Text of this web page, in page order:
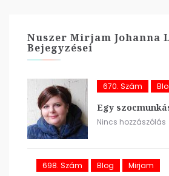
Nuszer Mirjam Johanna
Bejegyzései
670. Szám
Egy
Nincs hozzászólás
698. Szám Blog Mirjam